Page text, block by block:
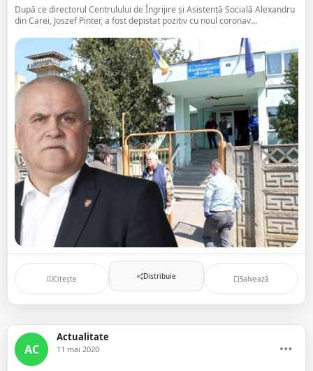
După ce directorul Centrulului de Îngrijire şi Asistenţă Socială Alexandru
din Carei, Joszef Pinter, a fost depistat pozitiv cu noul coronav...
Citește Distribuie Salvează
AC
Actualitate
11 mai 2020